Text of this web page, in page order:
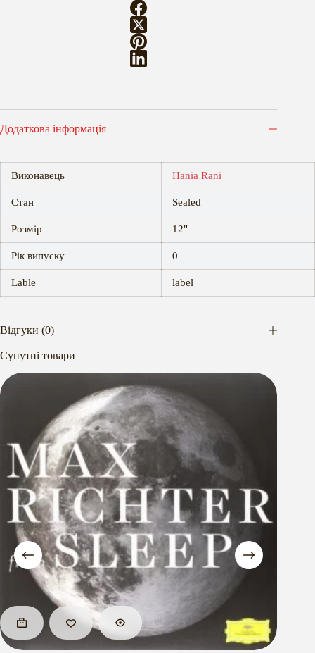
Додаткова інформація
Виконавець Hania Rani
Стан Sealed
Розмір 12"
Рік випуску 0
Lable label
Відгуки (0)
Супутні товари